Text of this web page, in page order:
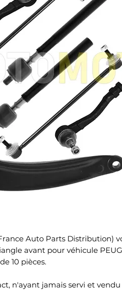
Auto Parts Distribution)
avant pour véhicule
10 pièces.
n'ayant jamais servi et vendu